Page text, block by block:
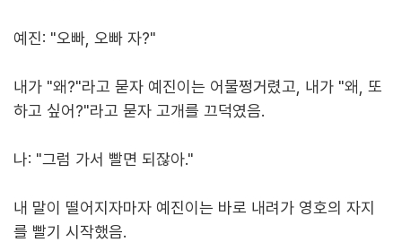
예진: "오빠, 오빠 자?"
내가 "왜?"라고 묻자 예진이는 어물쩡거렸고, 내가 "왜, 또
하고 싶어?"라고 묻자 고개를 끄덕였음.
나: "그럼 가서 빨면 되잖아."
내 말이 떨어지자마자 예진이는 바로 내려가 영호의 자지
를 빨기 시작했음.